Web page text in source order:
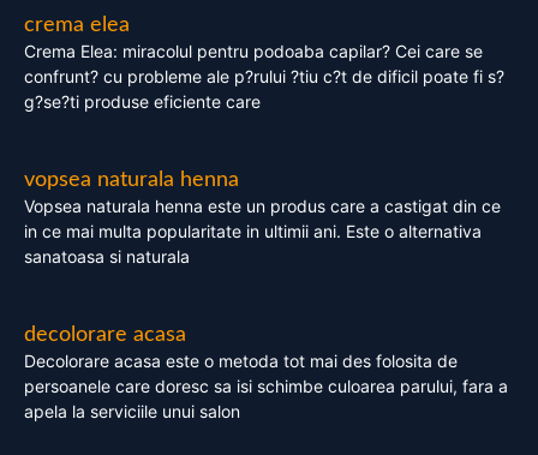
crema elea
Crema Elea: miracolul pentru podoaba capilar? Cei care se
confrunt? cu probleme ale p?rului ?tiu c?t de dificil poate fi s?
g?se?ti produse eficiente care
vopsea naturala henna
Vopsea naturala henna este un produs care a castigat din ce
in ce mai multa popularitate in ultimii ani. Este o alternativa
sanatoasa si naturala
decolorare acasa
Decolorare acasa este o metoda tot mai des folosita de
persoanele care doresc sa isi schimbe culoarea parului, fara a
apela la serviciile unui salon